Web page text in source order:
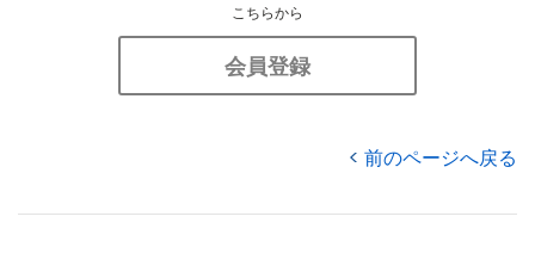
こちらから
会員登録
前のページへ戻る